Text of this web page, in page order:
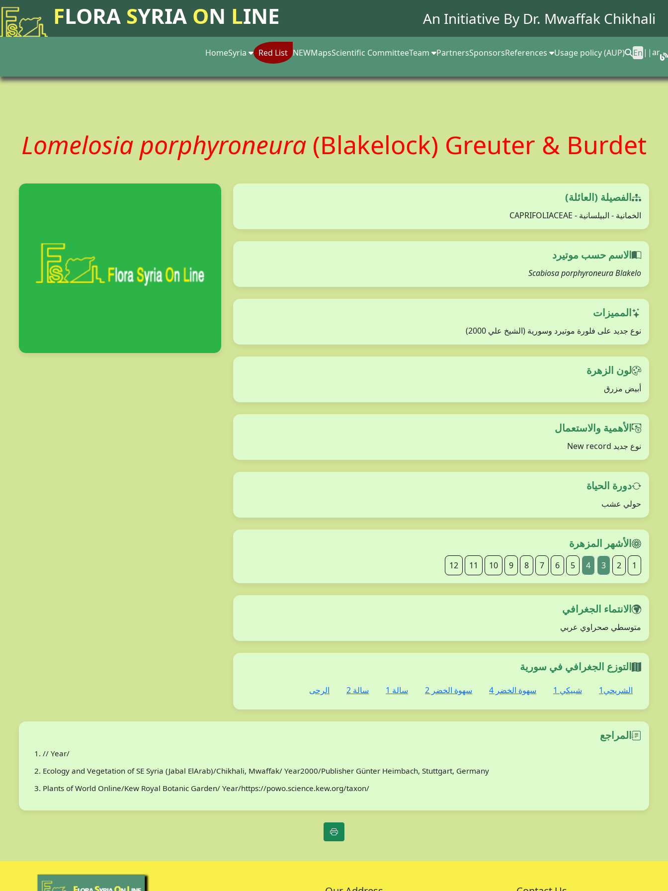
FLORA SYRIA ON LINE An Initiative By Dr. Mwaffak Chikhali
HomeSyria Red List NEWMapsScientific CommitteeTeam PartnersSponsorsReferences Usage policy (AUP) En ||ar
Lomelosia porphyroneura (Blakelock) Greuter & Burdet
الفصيلة (العائلة)
الخمانية - البيلسانية - CAPRIFOLIACEAE
الاسم حسب موتيرد
Scabiosa porphyroneura Blakelo
المميزات
نوع جديد على فلورة موتيرد وسورية (الشيخ علي 2000)
لون الزهرة
أبيض مزرق
الأهمية والاستعمال
نوع جديد New record
دورة الحياة
حولي عشب
الأشهر المزهرة
1
2
3
4
5
6
7
8
9
10
11
12
الانتماء الجغرافي
متوسطي صحراوي عربي
التوزع الجغرافي في سورية
الشريحي1 شبيكي 1 سهوة الخضر 4 سهوة الخضر 2 سالة 1 سالة 2 الرحى
المراجع
// Year/
Ecology and Vegetation of SE Syria (Jabal ElArab)/Chikhali, Mwaffak/ Year2000/Publisher Günter Heimbach, Stuttgart, Germany
Plants of World Online/Kew Royal Botanic Garden/ Year/https://powo.science.kew.org/taxon/